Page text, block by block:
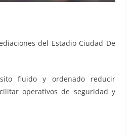
del Estadio Ciudad De
fluido y ordenado reducir
operativos de seguridad y